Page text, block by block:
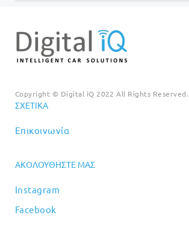
Copyright © Digital iQ 2022 All Rights Reserved.
ΣΧΕΤΙΚΆ
Επικοινωνία
ΑΚΟΛΟΥΘΉΣΤΕ ΜΑΣ
Instagram
Facebook